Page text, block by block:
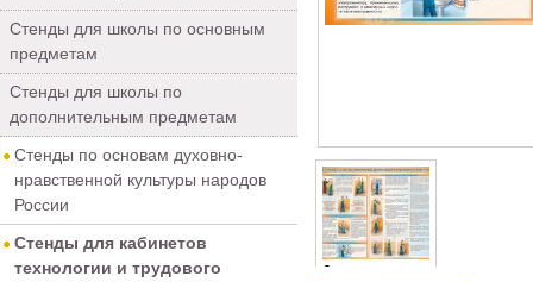
Стенды для школы по основным
предметам
Стенды для школы по
дополнительным предметам
Стенды по основам духовно-
нравственной культуры народов
России
Стенды для кабинетов
технологии и трудового
0